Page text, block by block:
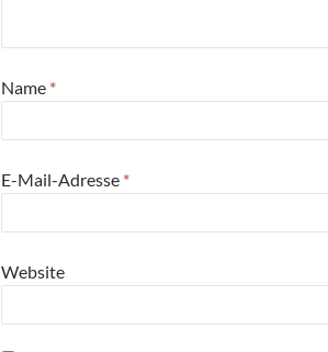
Name *
E-Mail-Adresse *
Website